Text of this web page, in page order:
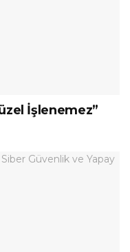
İşlenemez”